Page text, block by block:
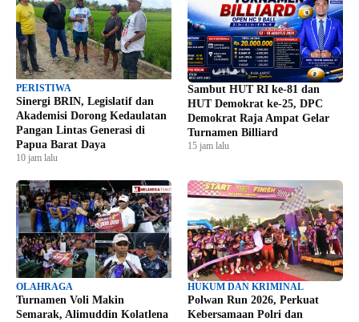
PERISTIWA
Sinergi BRIN, Legislatif dan
Akademisi Dorong Kedaulatan
Pangan Lintas Generasi di
Papua Barat Daya
10 jam lalu
Sambut HUT RI ke-81 dan
HUT Demokrat ke-25, DPC
Demokrat Raja Ampat Gelar
Turnamen Billiard
15 jam lalu
OLAHRAGA
Turnamen Voli Makin
Semarak, Alimuddin Kolatlena
HUKUM DAN KRIMINAL
Polwan Run 2026, Perkuat
Kebersamaan Polri dan